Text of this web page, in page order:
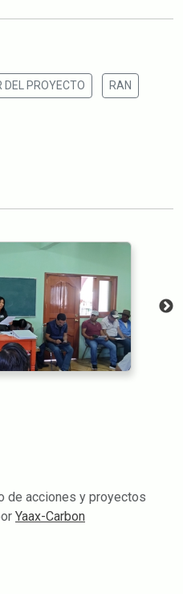
DEL PROYECTO RAN
de acciones y proyectos
Yaax-Carbon